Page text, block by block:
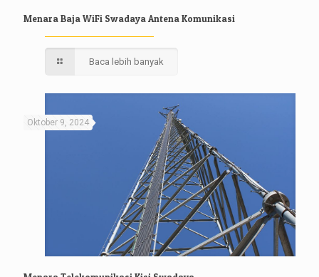
Menara Baja WiFi Swadaya Antena Komunikasi
Baca lebih banyak
Oktober 9, 2024